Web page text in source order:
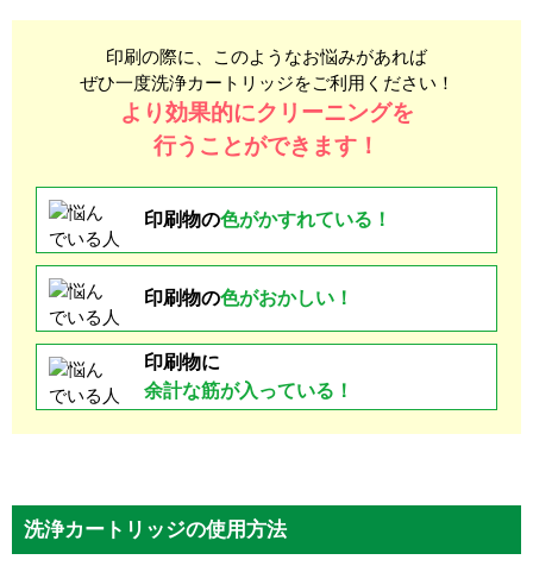
印刷の際に、このようなお悩みがあれば
ぜひ一度洗浄カートリッジをご利用ください！
より効果的にクリーニングを
行うことができます！
印刷物の色がかすれている！
印刷物の色がおかしい！
印刷物に
余計な筋が入っている！
洗浄カートリッジの使用方法